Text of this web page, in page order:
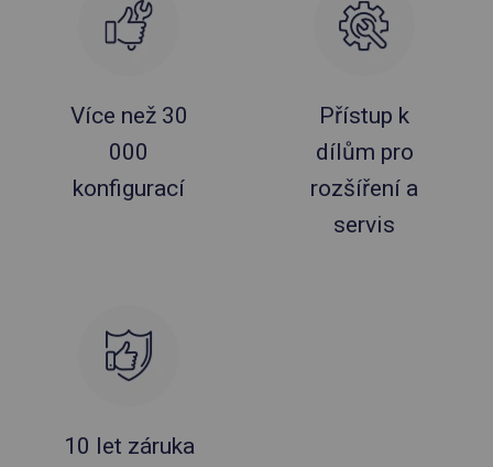
Více než 30
000
konfigurací
Přístup k
dílům pro
rozšíření a
servis
10 let záruka